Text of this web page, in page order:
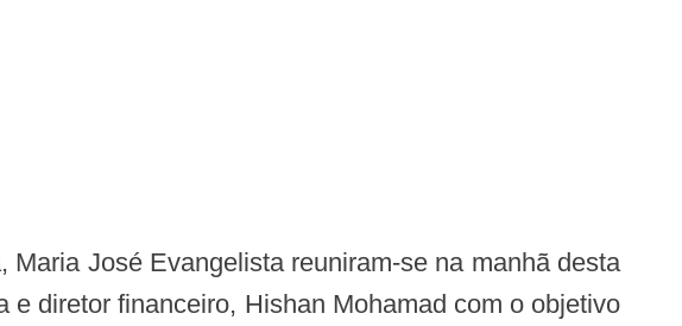
diretor financeiro, Hishan Mohamad com o objetivo